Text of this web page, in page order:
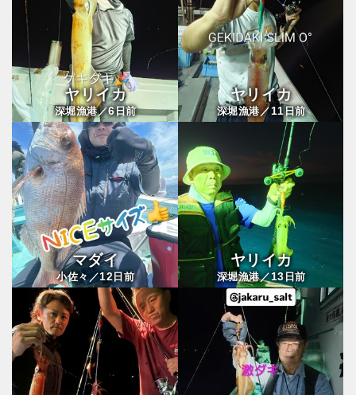
ヤリイカ
深堀漁港／6日前
ヤリイカ
深堀漁港／ 11日前
マダイ
小佐々／12 日前
ヤリイカ
深堀漁港／ 13 日前